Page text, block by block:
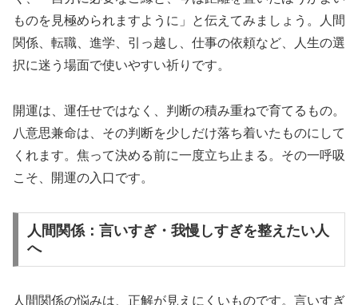
ものを見極められますように」と伝えてみましょう。人間
関係、転職、進学、引っ越し、仕事の依頼など、人生の選
択に迷う場面で使いやすい祈りです。
開運は、運任せではなく、判断の積み重ねで育てるもの。
八意思兼命は、その判断を少しだけ落ち着いたものにして
くれます。焦って決める前に一度立ち止まる。その一呼吸
こそ、開運の入口です。
人間関係：言いすぎ・我慢しすぎを整えたい人
へ
人間関係の悩みは、正解が見えにくいものです。言いすぎ